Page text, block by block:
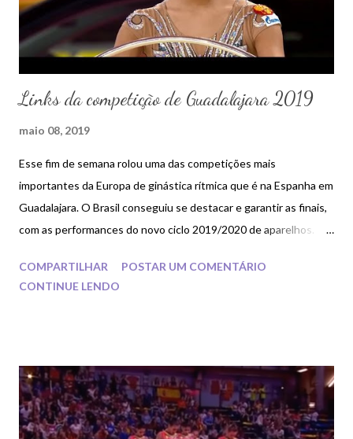
Links da competição de Guadalajara 2019
maio 08, 2019
Esse fim de semana rolou uma das competições mais
importantes da Europa de ginástica rítmica que é na Espanha em
Guadalajara. O Brasil conseguiu se destacar e garantir as finais,
com as performances do novo ciclo 2019/2020 de aparelhos.
trouxeram o olhar mais para outros continentes e países que
Conjuntos / Groups Compartilhe e comente qual país você acha
que se destacará muito bem nesse mundial de Taskhent. =)
COMPARTILHAR
POSTAR UM COMENTÁRIO
CONTINUE LENDO